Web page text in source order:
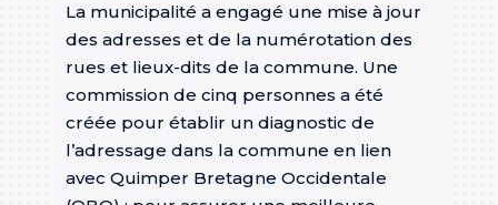
La municipalité a engagé une mise à jour
des adresses et de la numérotation des
rues et lieux-dits de la commune. Une
commission de cinq personnes a été
créée pour établir un diagnostic de
l’adressage dans la commune en lien
avec Quimper Bretagne Occidentale